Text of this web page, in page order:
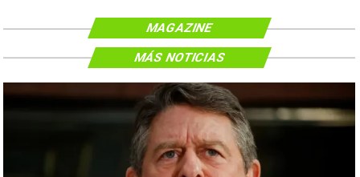
MAGAZINE
MÁS NOTICIAS